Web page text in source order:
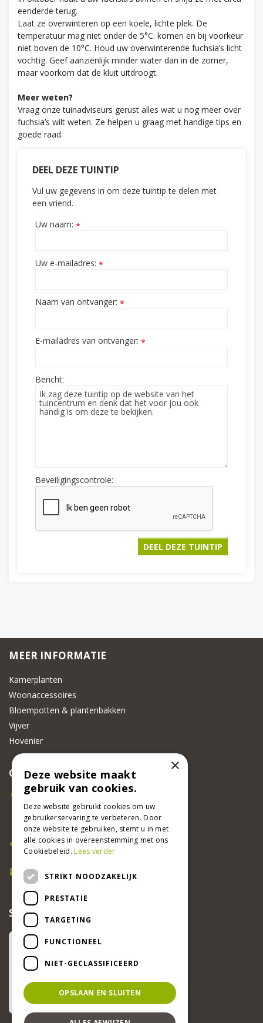
eenderde terug.
Laat ze overwinteren op een koele, lichte plek. De
temperatuur mag niet onder de 5°C. komen en bij voorkeur
niet boven de 10°C. Houd uw overwinterende fuchsia’s licht
vochtig. Geef aanzienlijk minder water dan in de zomer,
maar voorkom dat de kluit uitdroogt.
Meer weten?
Vraag onze tuinadviseurs gerust alles wat u nog meer over
fuchsia’s wilt weten. Ze helpen u graag met handige tips en
goede raad.
DEEL DEZE TUINTIP
Vul uw gegevens in om deze tuintip te delen met
een vriend.
Uw naam: *
Uw e-mailadres: *
Naam van ontvanger: *
E-mailadres van ontvanger: *
Bericht:
Beveiligingscontrole:
MEER INFORMATIE
Kamerplanten
Woonaccessoires
Bloempotten & plantenbakken
Vijver
Hovenier
CONTACT
Beeker Tuincentrum
Adsteeg 31
6191 PW Beek
Bel ons
046 437 2881
E-mail
info@beekertuincentrum.nl
SCHRIJF EEN RECENSIE EN WIN!
×
Deze website maakt
gebruik van cookies.
Deze website gebruikt cookies om uw
gebruikerservaring te verbeteren. Door
onze website te gebruiken, stemt u in met
alle cookies in overeenstemming met ons
Cookiebeleid.Lees verder
STRIKT NOODZAKELIJK
PRESTATIE
TARGETING
FUNCTIONEEL
NIET-GECLASSIFICEERD
OPSLAAN EN SLUITEN